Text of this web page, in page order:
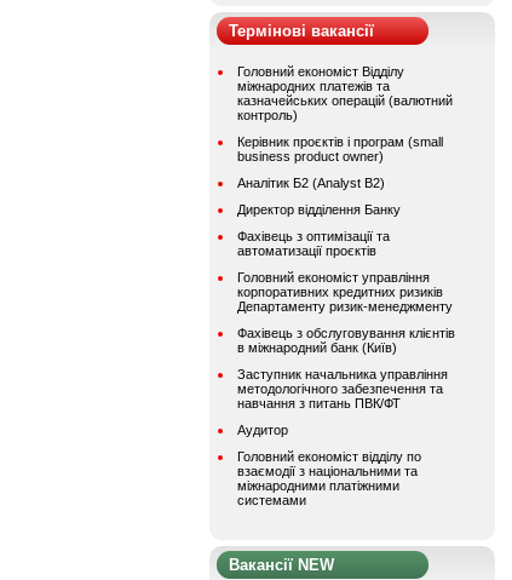
Термінові вакансії
Головний економіст Відділу
міжнародних платежів та
казначейських операцій (валютний
контроль)
Керівник проєктів і програм (small
business product owner)
Аналітик Б2 (Analyst B2)
Директор відділення Банку
Фахівець з оптимізації та
автоматизації проєктів
Головний економіст управління
корпоративних кредитних ризиків
Департаменту ризик-менеджменту
Фахівець з обслуговування клієнтів
в міжнародний банк (Київ)
Заступник начальника управління
методологічного забезпечення та
навчання з питань ПВК/ФТ
Аудитор
Головний економіст відділу по
взаємодії з національними та
міжнародними платіжними
системами
Вакансії NEW